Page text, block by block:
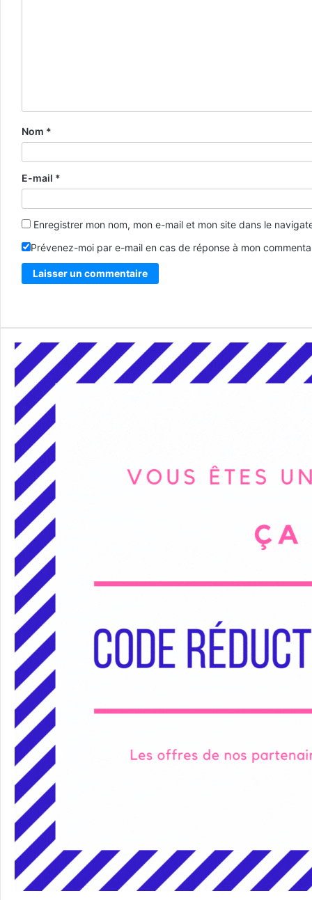
Nom *
E-mail *
Enregistrer mon nom, mon e-mail et mon site dans le
Prévenez-moi par e-mail en cas de réponse à mon